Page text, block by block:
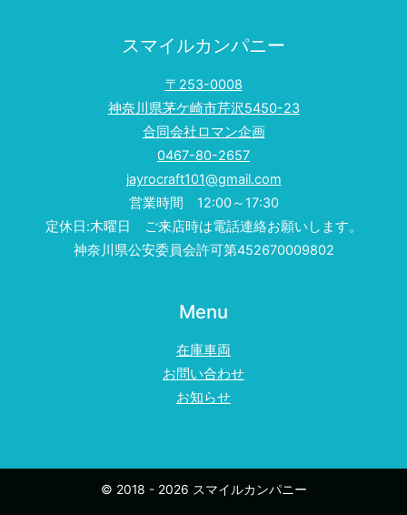
スマイルカンパニー
〒253-0008
神奈川県茅ケ崎市芹沢5450-23
合同会社ロマン企画
0467-80-2657
jayrocraft101@gmail.com
営業時間 12:00～17:30
定休日:木曜日 ご来店時は電話連絡お願いします。
神奈川県公安委員会許可第452670009802
Menu
在庫車両
お問い合わせ
お知らせ
© 2018 - 2026 スマイルカンパニー